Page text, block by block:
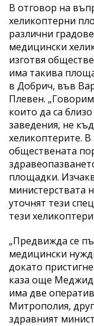
В отговор на
хеликоптерни
различни
медицински
изготвя
има такива
в Добрич, във
Плевен.
които да са
заведения, не
хеликоптерите.
обществената
площадки.
министерствата
уточнят тези
тези
„Предвижда се
медицински
докато
каза още
има две
Митрополия,
здравният